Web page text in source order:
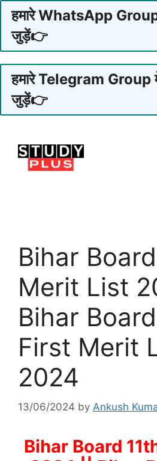
हमारे WhatsApp
जुड़ें👉
हमारे Telegram Group
जुड़ें👉
content
Bihar
Merit List
Bihar
First Merit
2024
13/06/2024 by Ankush
Bihar Board